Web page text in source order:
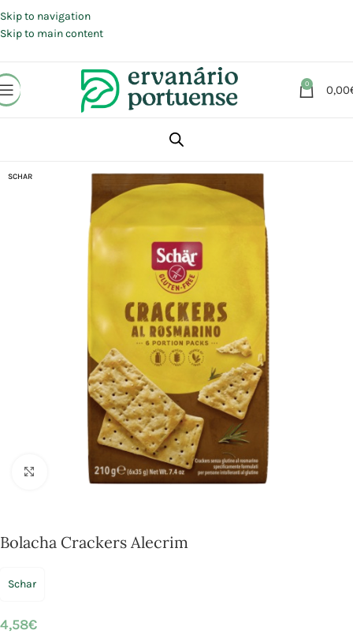
Skip to navigation
Skip to main content
0 0,00
Alimentação
SCHAR
Click to enlarge
Bolacha Crackers Alecrim
Schar
4,58€